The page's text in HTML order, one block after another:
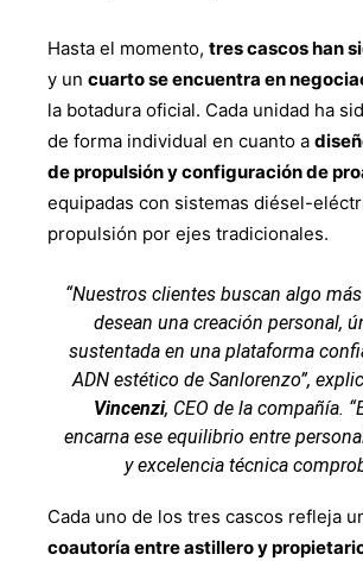
Hasta el momento, tres cascos han
y un cuarto se encuentra en
la botadura oficial. Cada unidad ha
de forma individual en cuanto a
de propulsión y configuración de
equipadas con sistemas diésel-
propulsión por ejes tradicionales.
“Nuestros clientes buscan algo
desean una creación personal,
sustentada en una plataforma
ADN estético de Sanlorenzo”,
Vincenzi, CEO de la compañía.
encarna ese equilibrio entre
y excelencia técnica
Cada uno de los tres cascos refleja
coautoría entre astillero y